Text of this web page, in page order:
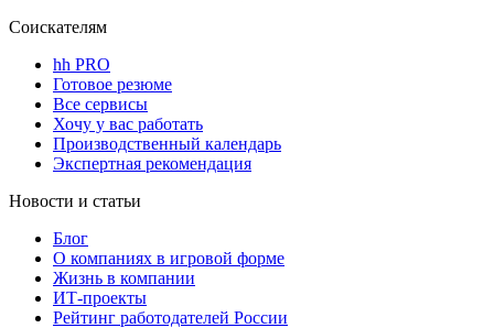
Соискателям
hh PRO
Готовое резюме
Все сервисы
Хочу у вас работать
Производственный календарь
Экспертная рекомендация
Новости и статьи
Блог
О компаниях в игровой форме
Жизнь в компании
ИТ-проекты
Рейтинг работодателей России